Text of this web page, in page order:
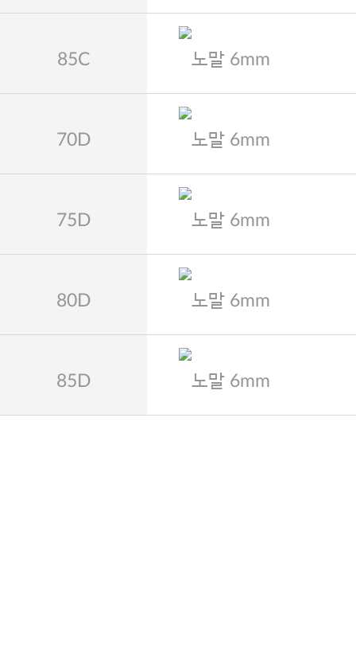
85C 노말 6mm
70D 노말 6mm
75D 노말 6mm
80D 노말 6mm
85D 노말 6mm